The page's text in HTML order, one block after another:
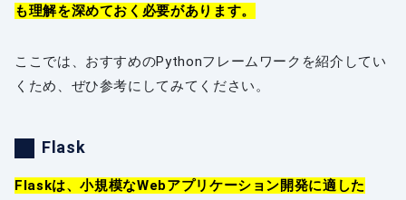
も理解を深めておく必要があります。
ここでは、おすすめのPythonフレームワークを紹介してい
くため、ぜひ参考にしてみてください。
Flask
Flaskは、小規模なWebアプリケーション開発に適した